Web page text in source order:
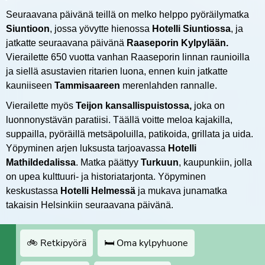
Seuraavana päivänä teillä on melko helppo pyöräilymatka
Siuntioon, jossa yövytte hienossa Hotelli Siuntiossa, ja
jatkatte seuraavana päivänä Raaseporin Kylpylään.
Vierailette 650 vuotta vanhan Raaseporin linnan raunioilla
ja siellä asustavien ritarien luona, ennen kuin jatkatte
kauniiseen Tammisaareen merenlahden rannalle.
Vierailette myös Teijon kansallispuistossa, joka on
luonnonystävän paratiisi. Täällä voitte meloa kajakilla,
suppailla, pyöräillä metsäpoluilla, patikoida, grillata ja uida.
Yöpyminen arjen luksusta tarjoavassa Hotelli
Mathildedalissa. Matka päättyy Turkuun, kaupunkiin, jolla
on upea kulttuuri- ja historiatarjonta. Yöpyminen
keskustassa Hotelli Helmessä ja mukava junamatka
takaisin Helsinkiin seuraavana päivänä.
🚲 Retkipyörä 🛏 Oma kylpyhuone